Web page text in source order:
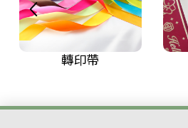
轉印帶